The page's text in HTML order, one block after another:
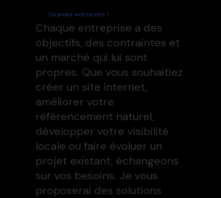
Un projet web en tête ?
Chaque entreprise a des
objectifs, des contraintes et
un marché qui lui sont
propres. Que vous souhaitiez
créer un site internet,
améliorer votre
référencement naturel,
développer votre visibilité
locale ou faire évoluer un
projet existant, échangeons
sur vos besoins. Je vous
proposerai des solutions